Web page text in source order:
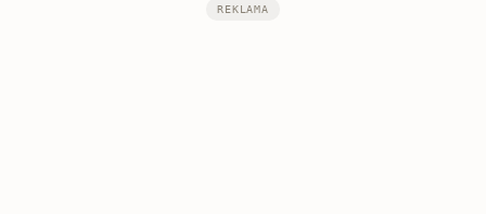
REKLAMA